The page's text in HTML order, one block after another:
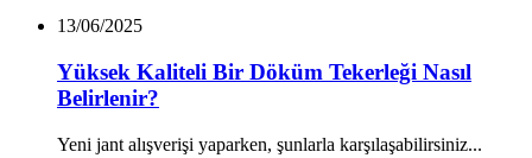
13/06/2025
Yüksek Kaliteli Bir Döküm Tekerleği Nasıl
Belirlenir?
Yeni jant alışverişi yaparken, şunlarla karşılaşabilirsiniz...